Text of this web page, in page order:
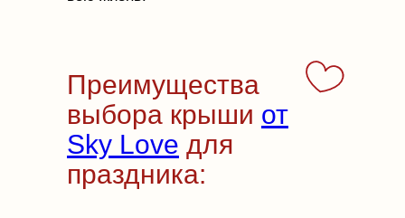
Преимущества
выбора крыши от
Sky Love для
праздника: